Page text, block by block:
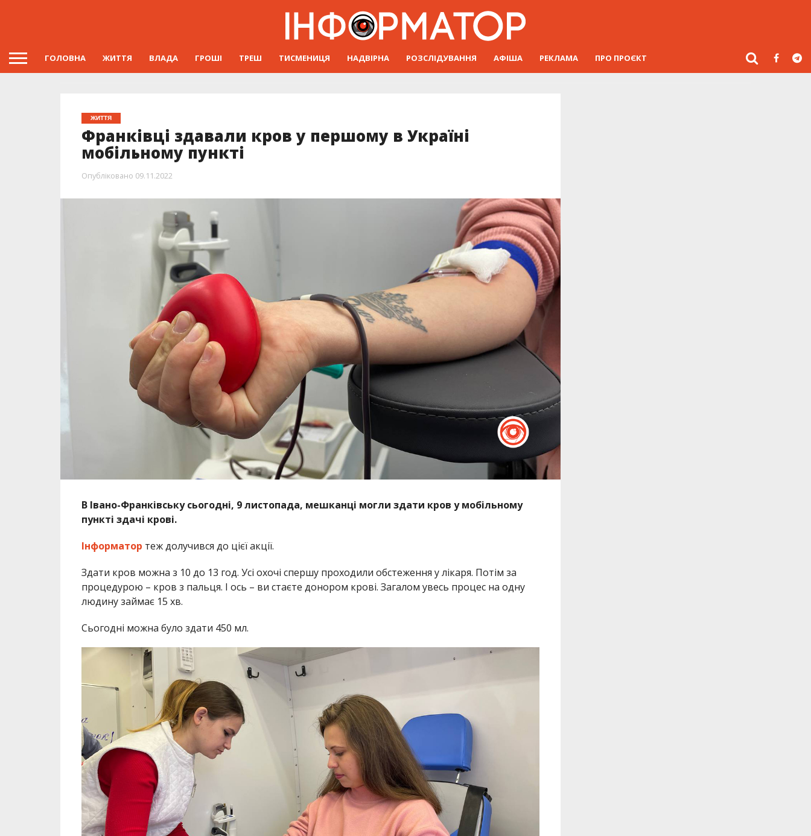
ГОЛОВНА ЖИТТЯ ВЛАДА ГРОШІ ТРЕШ ТИСМЕНИЦЯ НАДВІРНА РОЗСЛІДУВАННЯ АФІША РЕКЛАМА ПРО ПРОЄКТ
ЖИТТЯ
Франківці здавали кров у першому в Україні
мобільному пункті
Опубліковано 09.11.2022
В Івано-Франківську сьогодні, 9 листопада, мешканці могли здати кров у мобільному
пункті здачі крові.
Інформатор теж долучився до цієї акції.
Здати кров можна з 10 до 13 год. Усі охочі спершу проходили обстеження у лікаря. Потім за
процедурою – кров з пальця. І ось – ви стаєте донором крові. Загалом увесь процес на одну
людину займає 15 хв.
Сьогодні можна було здати 450 мл.